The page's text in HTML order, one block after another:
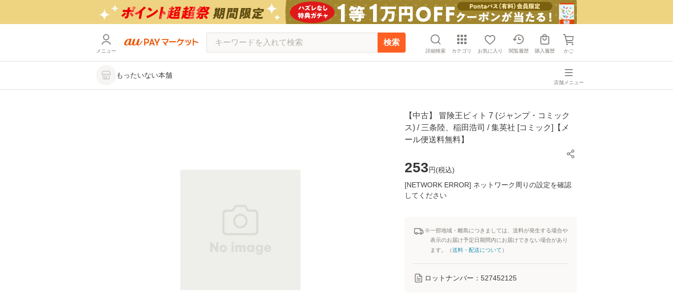
メニュー
検索
詳細検索 カテゴリ お気に入り 閲覧履歴 購入履歴 かご
もったいない本舗
店舗メニュー
【中古】 冒険王ビィト 7 (ジャンプ・コミック
ス) / 三条陸、稲田浩司 / 集英社 [コミック]【メ
ール便送料無料】
253円(税込)
[NETWORK ERROR] ネットワーク周りの設定を確認
してください
※一部地域・離島につきましては、送料が発生する場合や
表示のお届け予定日期間内にお届けできない場合があり
ます。（送料・配送について ）
ロットナンバー： 527452125